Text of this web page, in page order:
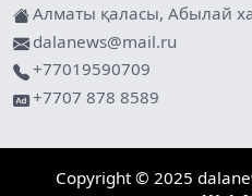
Алматы қаласы, Абылай
dalanews@mail.ru
+77019590709
+7707 878 8589
Copyright © 2025